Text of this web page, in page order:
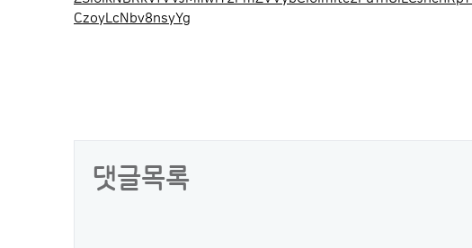
CzoyLcNbv8nsyYg
댓글목록